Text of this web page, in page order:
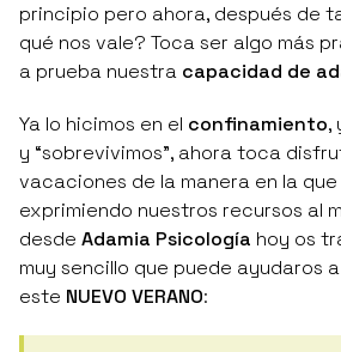
principio pero ahora, después de
qué nos vale? Toca ser algo más
a prueba nuestra capacidad de
Ya lo hicimos en el confinamiento,
y “sobrevivimos”, ahora toca
vacaciones de la manera en la
exprimiendo nuestros recursos al
desde Adamia Psicología hoy os
muy sencillo que puede ayudaros
este NUEVO VERANO: